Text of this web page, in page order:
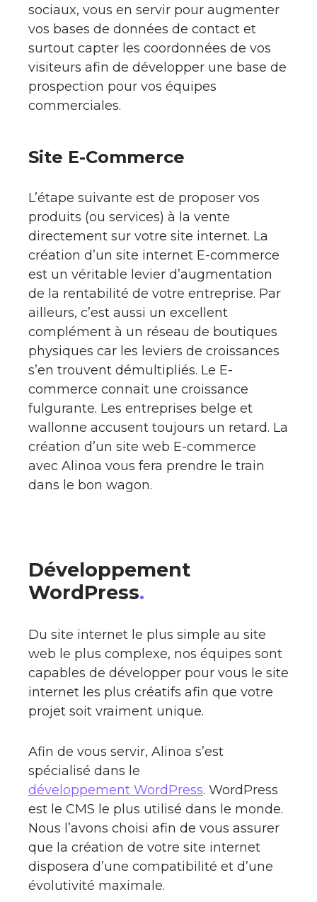
sociaux, vous en servir pour augmenter
vos bases de données de contact et
surtout capter les coordonnées de vos
visiteurs afin de développer une base de
prospection pour vos équipes
commerciales.
Site E-Commerce
L’étape suivante est de proposer vos
produits (ou services) à la vente
directement sur votre site internet. La
création d’un site internet E-commerce
est un véritable levier d’augmentation
de la rentabilité de votre entreprise. Par
ailleurs, c’est aussi un excellent
complément à un réseau de boutiques
physiques car les leviers de croissances
s’en trouvent démultipliés. Le E-
commerce connait une croissance
fulgurante. Les entreprises belge et
wallonne accusent toujours un retard. La
création d’un site web E-commerce
avec Alinoa vous fera prendre le train
dans le bon wagon.
Développement
WordPress.
Du site internet le plus simple au site
web le plus complexe, nos équipes sont
capables de développer pour vous le site
internet les plus créatifs afin que votre
projet soit vraiment unique.
Afin de vous servir, Alinoa s’est
spécialisé dans le
développement WordPress. WordPress
est le CMS le plus utilisé dans le monde.
Nous l’avons choisi afin de vous assurer
que la création de votre site internet
disposera d’une compatibilité et d’une
évolutivité maximale.